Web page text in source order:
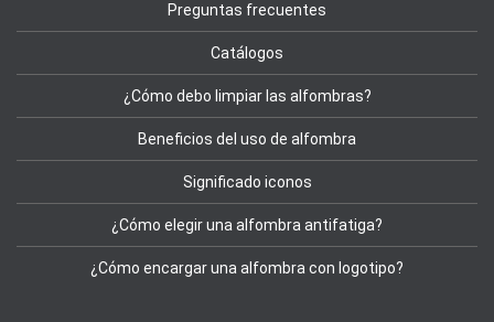
Preguntas frecuentes
Catálogos
¿Cómo debo limpiar las alfombras?
Beneficios del uso de alfombra
Significado iconos
¿Cómo elegir una alfombra antifatiga?
¿Cómo encargar una alfombra con logotipo?